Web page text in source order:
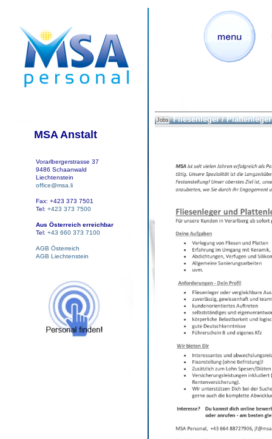
MSA Anstalt
Vorarlbergerstrasse 37
9486 Schaanwald
Liechtenstein
office@msa.li
Fax: +423 373 7501
Tel: +423 373 7500
Aus Österreich erreichbar
Tel: +43 660 373 7100
AGB Österreich
AGB Liechtenstein
Jobs Fliesenleger / Plattenleger